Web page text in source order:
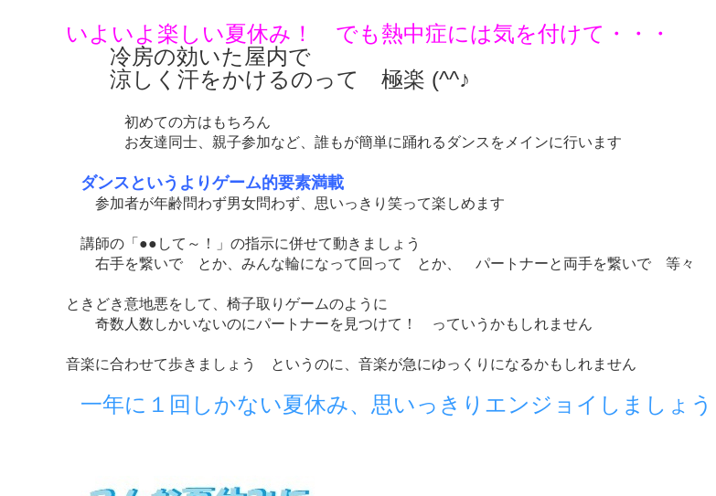
いよいよ楽しい夏休み！ でも熱中症には気を付けて・・・
冷房の効いた屋内で
涼しく汗をかけるのって 極楽 (^^♪
初めての方はもちろん
お友達同士、親子参加など、誰もが簡単に踊れるダンスをメインに行います
ダンスというよりゲーム的要素満載
参加者が年齢問わず男女問わず、思いっきり笑って楽しめます
講師の「●●して～！」の指示に併せて動きましょう
右手を繋いで とか、みんな輪になって回って とか、 パートナーと両手を繋いで 等々
ときどき意地悪をして、椅子取りゲームのように
奇数人数しかいないのにパートナーを見つけて！ っていうかもしれません
音楽に合わせて歩きましょう というのに、音楽が急にゆっくりになるかもしれません
一年に１回しかない夏休み、思いっきりエンジョイしましょう